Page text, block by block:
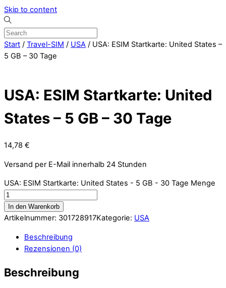
Skip to content
Start / Travel-SIM / USA / USA: ESIM Startkarte: United States –
5 GB – 30 Tage
USA: ESIM Startkarte: United
States – 5 GB – 30 Tage
14,78 €
Versand per E-Mail innerhalb 24 Stunden
USA: ESIM Startkarte: United States - 5 GB - 30 Tage Menge
In den Warenkorb
Artikelnummer: 301728917Kategorie: USA
Beschreibung
Rezensionen (0)
Beschreibung